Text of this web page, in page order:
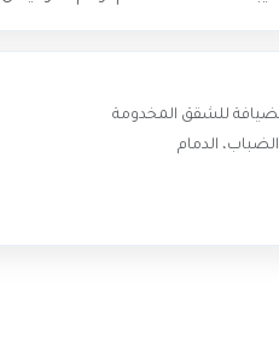
للشقق المخدومة
الدمام